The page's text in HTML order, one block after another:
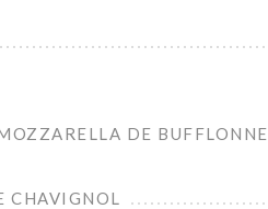
DE BUFFLONNE
CHAVIGNOL